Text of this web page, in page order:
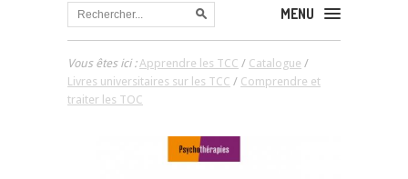
MENU
Vous êtes ici :Apprendre les TCC / Catalogue /
Livres universitaires sur les TCC / Comprendre et
traiter les TOC